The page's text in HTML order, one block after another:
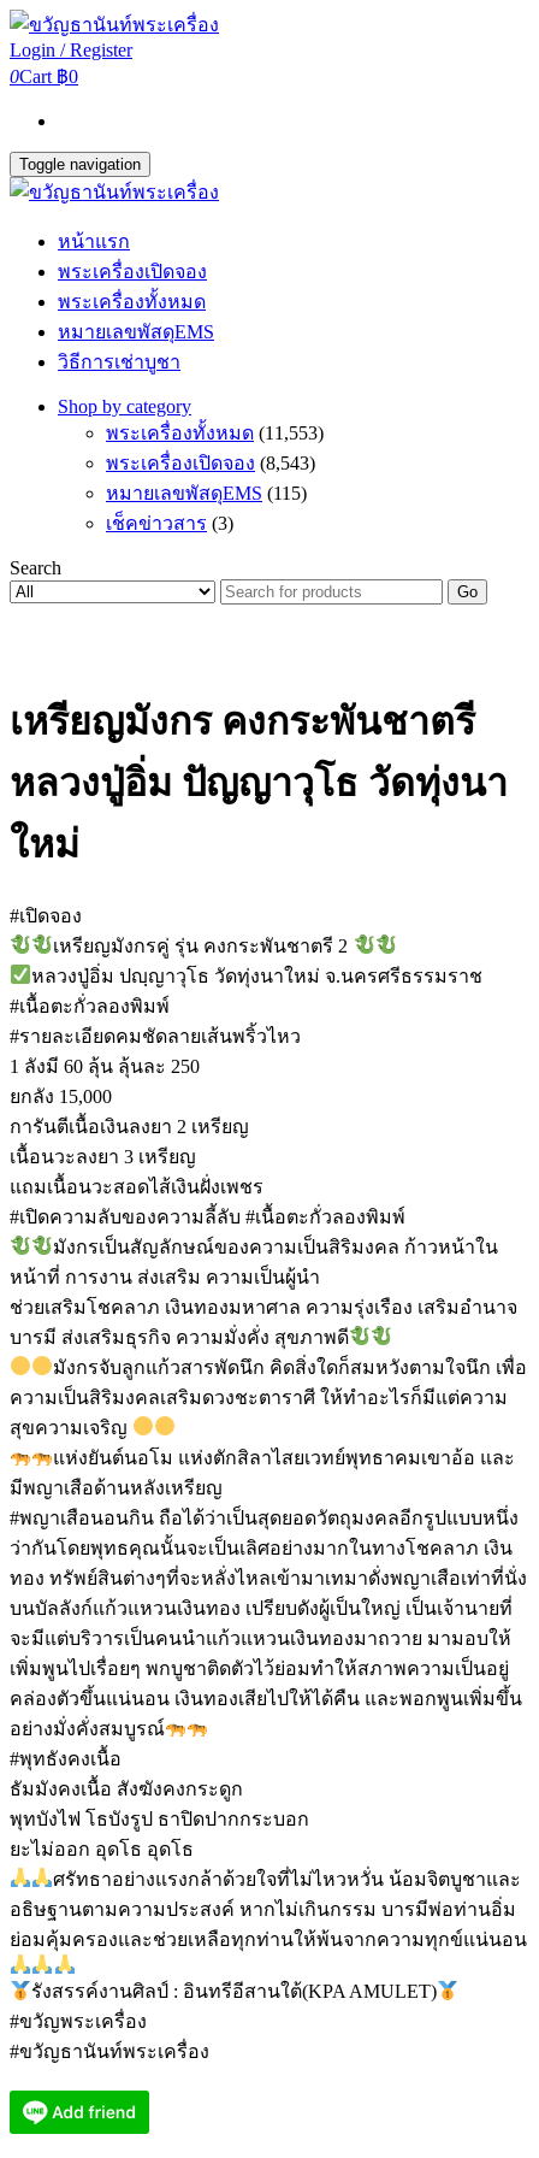
Login / Register
0Cart ฿0
Toggle navigation
หน้าแรก
พระเครื่องเปิดจอง
พระเครื่องทั้งหมด
หมายเลขพัสดุEMS
วิธีการเช่าบูชา
Shop by category
พระเครื่องทั้งหมด (11,553)
พระเครื่องเปิดจอง (8,543)
หมายเลขพัสดุEMS (115)
เช็คข่าวสาร (3)
Search
Go
เหรียญมังกร คงกระพันชาตรี
หลวงปู่อิ่ม ปัญญาวุโธ วัดทุ่งนา
ใหม่
#เปิดจอง
เหรียญมังกรคู่ รุ่น คงกระพันชาตรี 2
หลวงปู่อิ่ม ปญฺญาวุโธ วัดทุ่งนาใหม่ จ.นครศรีธรรมราช
#เนื้อตะกั่วลองพิมพ์
#รายละเอียดคมชัดลายเส้นพริ้วไหว
1 ลังมี 60 ลุ้น ลุ้นละ 250
ยกลัง 15,000
การันตีเนื้อเงินลงยา 2 เหรียญ
เนื้อนวะลงยา 3 เหรียญ
แถมเนื้อนวะสอดไส้เงินฝั่งเพชร
#เปิดความลับของความลี้ลับ #เนื้อตะกั่วลองพิมพ์
มังกรเป็นสัญลักษณ์ของความเป็นสิริมงคล ก้าวหน้าใน
หน้าที่ การงาน ส่งเสริม ความเป็นผู้นำ
ช่วยเสริมโชคลาภ เงินทองมหาศาล ความรุ่งเรือง เสริมอำนาจ
บารมี ส่งเสริมธุรกิจ ความมั่งคั่ง สุขภาพดี
มังกรจับลูกแก้วสารพัดนึก คิดสิ่งใดก็สมหวังตามใจนึก เพื่อ
ความเป็นสิริมงคลเสริมดวงชะตาราศี ให้ทำอะไรก็มีแต่ความ
สุขความเจริญ
แห่งยันต์นอโม แห่งตักสิลาไสยเวทย์พุทธาคมเขาอ้อ และ
มีพญาเสือด้านหลังเหรียญ
#พญาเสือนอนกิน ถือได้ว่าเป็นสุดยอดวัตถุมงคลอีกรูปแบบหนึ่ง
ว่ากันโดยพุทธคุณนั้นจะเป็นเลิศอย่างมากในทางโชคลาภ เงิน
ทอง ทรัพย์สินต่างๆที่จะหลั่งไหลเข้ามาเทมาดั่งพญาเสือเท่าที่นั่ง
บนบัลลังก์แก้วแหวนเงินทอง เปรียบดังผู้เป็นใหญ่ เป็นเจ้านายที่
จะมีแต่บริวารเป็นคนนำแก้วแหวนเงินทองมาถวาย มามอบให้
เพิ่มพูนไปเรื่อยๆ พกบูชาติดตัวไว้ย่อมทำให้สภาพความเป็นอยู่
คล่องตัวขึ้นแน่นอน เงินทองเสียไปให้ได้คืน และพอกพูนเพิ่มขึ้น
อย่างมั่งคั่งสมบูรณ์
#พุทธังคงเนื้อ
ธัมมังคงเนื้อ สังฆังคงกระดูก
พุทบังไฟ โธบังรูป ธาปิดปากกระบอก
ยะไม่ออก อุดโธ อุดโธ
ศรัทธาอย่างแรงกล้าด้วยใจที่ไม่ไหวหวั่น น้อมจิตบูชาและ
อธิษฐานตามความประสงค์ หากไม่เกินกรรม บารมีพ่อท่านอิ่ม
ย่อมคุ้มครองและช่วยเหลือทุกท่านให้พ้นจากความทุกข์แน่นอน
รังสรรค์งานศิลป์ : อินทรีอีสานใต้(KPA AMULET)
#ขวัญพระเครื่อง
#ขวัญธานันท์พระเครื่อง